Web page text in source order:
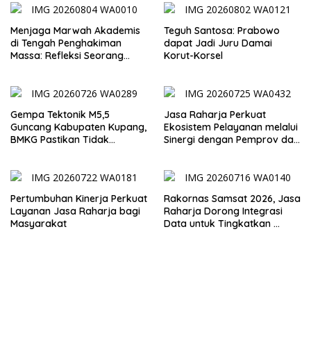
Menjaga Marwah Akademis
di Tengah Penghakiman
Massa: Refleksi Seorang
Teguh Santosa: Prabowo
dapat Jadi Juru Damai
Korut-Korsel
Gempa Tektonik M5,5
Guncang Kabupaten Kupang,
BMKG Pastikan Tidak
Jasa Raharja Perkuat
Ekosistem Pelayanan melalui
Sinergi dengan Pemprov dan
Pertumbuhan Kinerja Perkuat
Layanan Jasa Raharja bagi
Masyarakat
Rakornas Samsat 2026, Jasa
Raharja Dorong Integrasi
Data untuk Tingkatkan